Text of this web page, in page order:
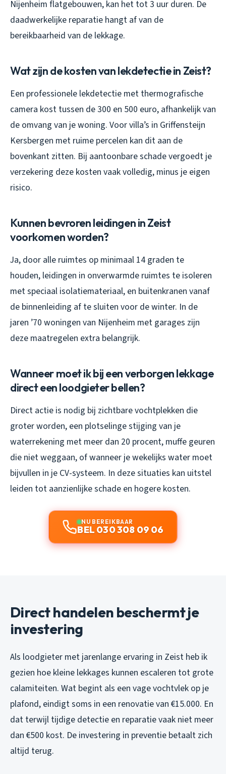
Nijenheim flatgebouwen, kan het tot 3 uur duren. De
daadwerkelijke reparatie hangt af van de
bereikbaarheid van de lekkage.
Wat zijn de kosten van lekdetectie in Zeist?
Een professionele lekdetectie met thermografische
camera kost tussen de 300 en 500 euro, afhankelijk van
de omvang van je woning. Voor villa’s in Griffensteijn
Kersbergen met ruime percelen kan dit aan de
bovenkant zitten. Bij aantoonbare schade vergoedt je
verzekering deze kosten vaak volledig, minus je eigen
risico.
Kunnen bevroren leidingen in Zeist
voorkomen worden?
Ja, door alle ruimtes op minimaal 14 graden te
houden, leidingen in onverwarmde ruimtes te isoleren
met speciaal isolatiemateriaal, en buitenkranen vanaf
de binnenleiding af te sluiten voor de winter. In de
jaren ’70 woningen van Nijenheim met garages zijn
deze maatregelen extra belangrijk.
Wanneer moet ik bij een verborgen lekkage
direct een loodgieter bellen?
Direct actie is nodig bij zichtbare vochtplekken die
groter worden, een plotselinge stijging van je
waterrekening met meer dan 20 procent, muffe geuren
die niet weggaan, of wanneer je wekelijks water moet
bijvullen in je CV-systeem. In deze situaties kan uitstel
leiden tot aanzienlijke schade en hogere kosten.
NU BEREIKBAAR
BEL 030 308 09 06
Direct handelen beschermt je
investering
Als loodgieter met jarenlange ervaring in Zeist heb ik
gezien hoe kleine lekkages kunnen escaleren tot grote
calamiteiten. Wat begint als een vage vochtvlek op je
plafond, eindigt soms in een renovatie van €15.000. En
dat terwijl tijdige detectie en reparatie vaak niet meer
dan €500 kost. De investering in preventie betaalt zich
altijd terug.